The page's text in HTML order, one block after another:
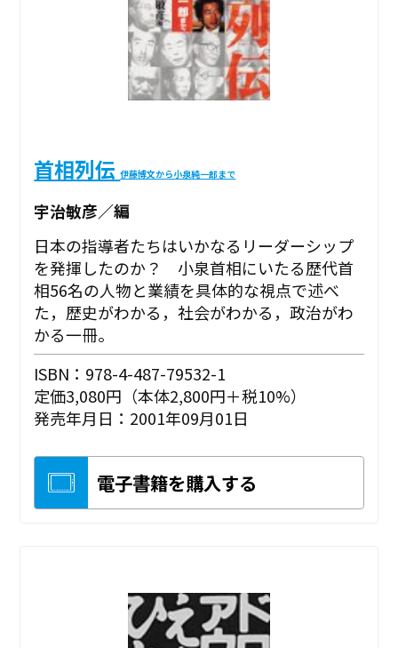
首相列伝伊藤博文から小泉純一郎まで
宇治敏彦／編
日本の指導者たちはいかなるリーダーシップ
を発揮したのか？ 小泉首相にいたる歴代首
相56名の人物と業績を具体的な視点で述べ
た，歴史がわかる，社会がわかる，政治がわ
かる一冊。
ISBN：978-4-487-79532-1
定価3,080円（本体2,800円＋税10%）
発売年月日：2001年09月01日
電子書籍を購入する